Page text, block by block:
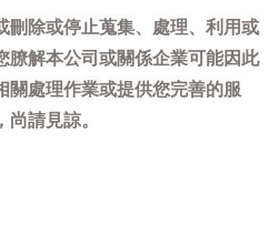
刪除或停止蒐集、處理、利用或
膫解本公司或關係企業可能因此
關處理作業或提供您完善的服
請見諒。